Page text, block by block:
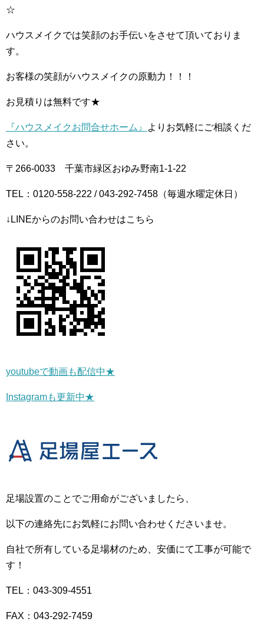
☆
ハウスメイクでは笑顔のお手伝いをさせて頂いておりま
す。
お客様の笑顔がハウスメイクの原動力！！！
お見積りは無料です★
『ハウスメイクお問合せホーム』
よりお気軽にご相談くだ
さい。
〒266-0033 千葉市緑区おゆみ野南1-1-22
TEL：0120-558-222 / 043-292-7458（毎週水曜定休日）
↓LINEからのお問い合わせはこちら
youtubeで動画も配信中★
Instagramも更新中★
足場設置のことでご用命がございましたら、
以下の連絡先にお気軽にお問い合わせくださいませ。
自社で所有している足場材のため、安価にて工事が可能で
す！
TEL：043-309-4551
FAX：043-292-7459